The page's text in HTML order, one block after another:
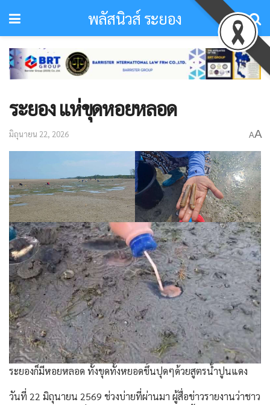
พลัสนิวส์ ระยอง
ระยอง แห่ขุดหอยหลอด
มิถุนายน 22, 2026 AA
​ระยองก็มีหอยหลอด ทั้งขุดทั้งหยอดขึ้นปุดๆด้วยสูตรน้ำปูนแดง
วันที่ 22 มิถุนายน 2569 ช่วงบ่ายที่ผ่านมา ผู้สื่อข่าวรายงานว่าชาว